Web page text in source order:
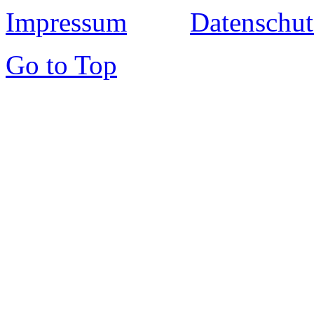
Impressum
Go to Top